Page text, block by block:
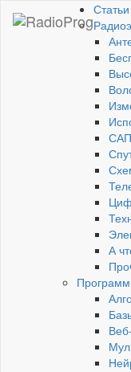
Статьи
А